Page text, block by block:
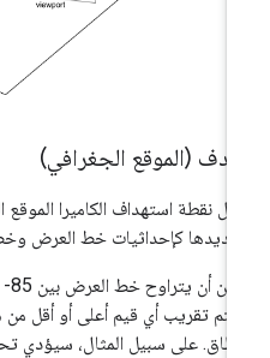
(الموقع الجغرافي)
نقطة استهداف الكاميرا الموقع
كإحداثيات خط العرض وخط
تقريب أي قيم أعلى أو أقل من هذا